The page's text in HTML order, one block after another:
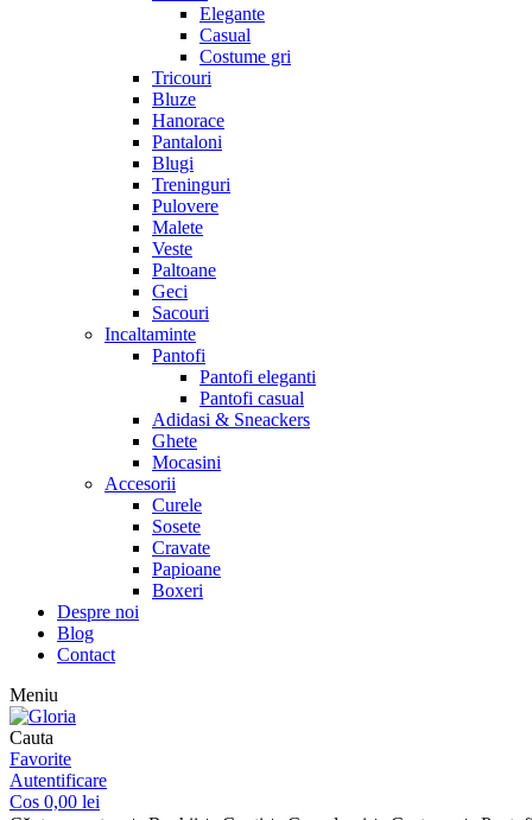
Elegante
Casual
Costume gri
Tricouri
Bluze
Hanorace
Pantaloni
Blugi
Treninguri
Pulovere
Malete
Veste
Paltoane
Geci
Sacouri
Incaltaminte
Pantofi
Pantofi eleganti
Pantofi casual
Adidasi & Sneackers
Ghete
Mocasini
Accesorii
Curele
Sosete
Cravate
Papioane
Boxeri
Despre noi
Blog
Contact
Meniu
Cauta
Favorite
Autentificare
Cos 0,00 lei